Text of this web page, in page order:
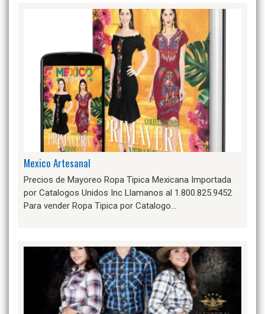
Mexico Artesanal
Precios de Mayoreo Ropa Tipica Mexicana Importada
por Catalogos Unidos Inc Llamanos al 1.800.825.9452
Para vender Ropa Tipica por Catalogo…